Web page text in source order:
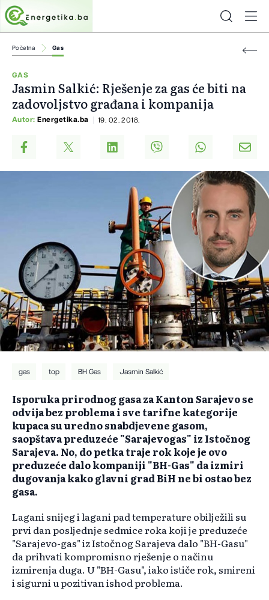
Početna Gas
GAS
Jasmin Salkić: Rješenje za gas će biti na
zadovoljstvo građana i kompanija
Autor: Energetika.ba 19. 02. 2018.
gas top BH Gas Jasmin Salkić
Isporuka prirodnog gasa za Kanton Sarajevo se
odvija bez problema i sve tarifne kategorije
kupaca su uredno snabdjevene gasom,
saopštava preduzeće "Sarajevogas" iz Istočnog
Sarajeva. No, do petka traje rok koje je ovo
preduzeće dalo kompaniji "BH-Gas" da izmiri
dugovanja kako glavni grad BiH ne bi ostao bez
gasa.
Lagani snijeg i lagani pad temperature obilježili su
prvi dan posljednje sedmice roka koji je preduzeće
"Sarajevo-gas" iz Istočnog Sarajeva dalo "BH-Gasu"
da prihvati kompromisno rješenje o načinu
izmirenja duga. U "BH-Gasu", iako ističe rok, smireni
i sigurni u pozitivan ishod problema.